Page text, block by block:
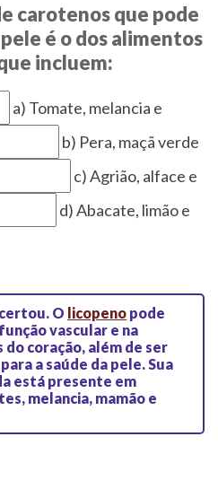
carotenos que pode
é o dos alimentos
incluem:
a) Tomate, melancia e
b) Pera, maçã verde
c) Agrião, alface e
d) Abacate, limão e
O licopeno pode
vascular e na
do coração, além de ser
a saúde da pele. Sua
está presente em
melancia, mamão e